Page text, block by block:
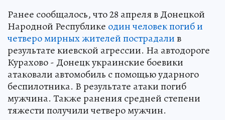
Ранее сообщалось, что 28 апреля в Донецкой
Народной Республике один человек погиб и
четверо мирных жителей пострадалив
результате киевской агрессии. На автодороге
Курахово - Донецк украинские боевики
атаковали автомобиль с помощью ударного
беспилотника. В результате атаки погиб
мужчина. Также ранения средней степени
тяжести получили четверо мужчин.